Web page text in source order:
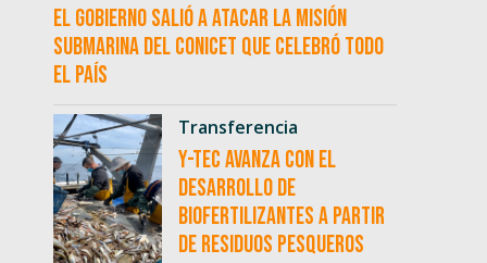
El Gobierno salió a atacar la misión
submarina del CONICET que celebró todo
el país
Transferencia
Y-TEC avanza con el
desarrollo de
biofertilizantes a partir
de residuos pesqueros